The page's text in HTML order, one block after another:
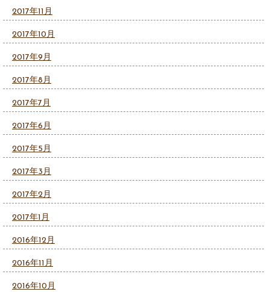
2017年11月
2017年10月
2017年9月
2017年8月
2017年7月
2017年6月
2017年5月
2017年3月
2017年2月
2017年1月
2016年12月
2016年11月
2016年10月